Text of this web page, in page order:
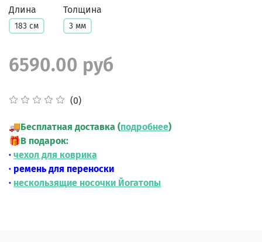
(0)
Длина
183 см
Толщина
3 мм
6590.00 руб
🚚Бесплатная доставка (подробнее)
🎁В подарок:
· чехол для коврика
· ремень для переноски
· нескользящие носочки Йогатопы